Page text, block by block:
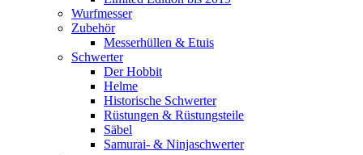
Wurfmesser
Zubehör
Messerhüllen & Etuis
Schwerter
Der Hobbit
Helme
Historische Schwerter
Rüstungen & Rüstungsteile
Säbel
Samurai- & Ninjaschwerter